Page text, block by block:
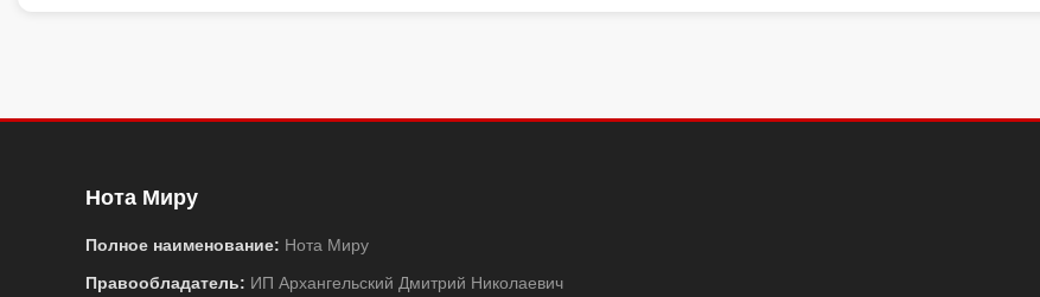
Нота Миру
Полное наименование: Нота Миру
Правообладатель: ИП Архангельский Дмитрий Николаевич